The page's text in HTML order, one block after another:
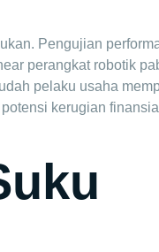
Pengujian
perangkat robotik
pelaku usaha
kerugian